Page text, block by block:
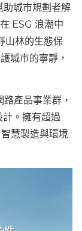
城市規劃者解
ESG 浪潮中
山林的生態保
城市的寧靜，
產品事業群，
。擁有超過
慧製造與環境